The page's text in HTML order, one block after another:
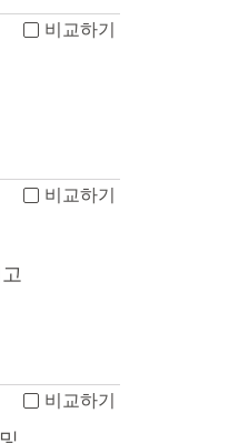
비교하기
비교하기
비교하기